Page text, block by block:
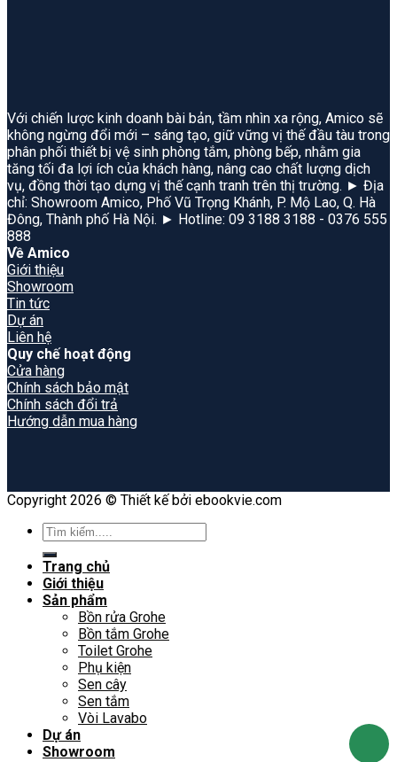
Với chiến lược kinh doanh bài bản, tầm nhìn xa rộng, Amico sẽ
không ngừng đổi mới – sáng tạo, giữ vững vị thế đầu tàu trong
phân phối thiết bị vệ sinh phòng tắm, phòng bếp, nhằm gia
tăng tối đa lợi ích của khách hàng, nâng cao chất lượng dịch
vụ, đồng thời tạo dựng vị thế cạnh tranh trên thị trường. ► Địa
chỉ: Showroom Amico, Phố Vũ Trọng Khánh, P. Mộ Lao, Q. Hà
Đông, Thành phố Hà Nội. ► Hotline: 09 3188 3188 - 0376 555
888
Về Amico
Giới thiệu
Showroom
Tin tức
Dự án
Liên hệ
Quy chế hoạt động
Cửa hàng
Chính sách bảo mật
Chính sách đổi trả
Hướng dẫn mua hàng
Copyright 2026 © Thiết kế bởi ebookvie.com
Search
for:
Trang chủ
Giới thiệu
Sản phẩm
Bồn rửa Grohe
Bồn tắm Grohe
Toilet Grohe
Phụ kiện
Sen cây
Sen tắm
Vòi Lavabo
Dự án
Showroom